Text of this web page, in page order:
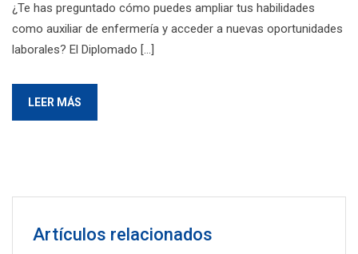
¿Te has preguntado cómo puedes ampliar tus habilidades
como auxiliar de enfermería y acceder a nuevas oportunidades
laborales? El Diplomado […]
LEER MÁS
Artículos relacionados